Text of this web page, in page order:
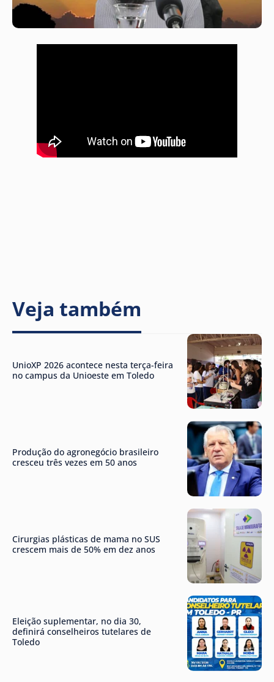
Veja também
UnioXP 2026 acontece nesta terça-feira
no campus da Unioeste em Toledo
Produção do agronegócio brasileiro
cresceu três vezes em 50 anos
Cirurgias plásticas de mama no SUS
crescem mais de 50% em dez anos
Eleição suplementar, no dia 30,
definirá conselheiros tutelares de
Toledo